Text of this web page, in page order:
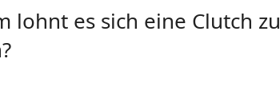
lohnt es sich eine Clutch zu